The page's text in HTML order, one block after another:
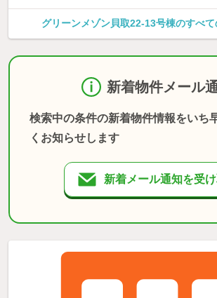
グリーンメゾン貝取22-13号棟のすべ
新着物件メール
検索中の条件の新着物件情報をいち
くお知らせします
新着メール通知を受